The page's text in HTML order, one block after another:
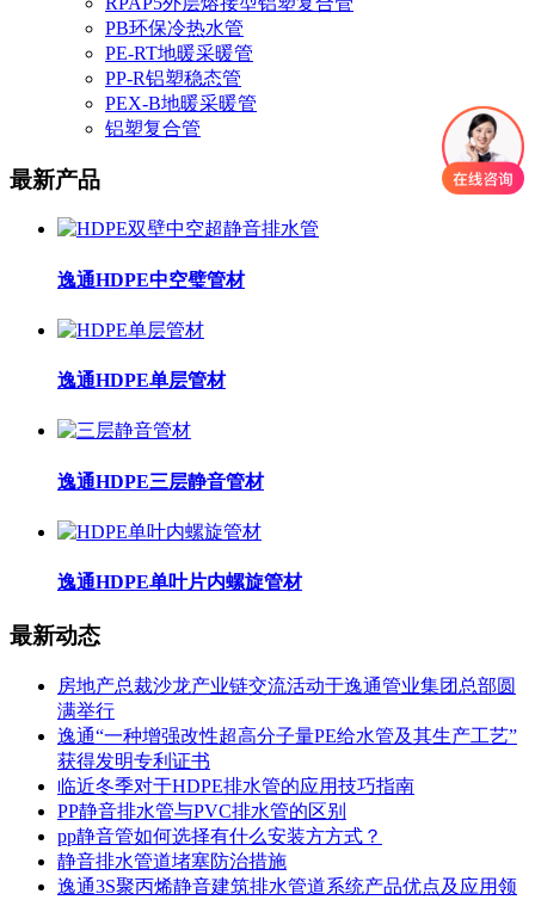
PB环保冷热水管
PE-RT地暖采暖管
PP-R铝塑稳态管
PEX-B地暖采暖管
铝塑复合管
最新产品
逸通HDPE中空璧管材
逸通HDPE单层管材
逸通HDPE三层静音管材
逸通HDPE单叶片内螺旋管材
最新动态
房地产总裁沙龙产业链交流活动于逸通管业集团总部圆
满举行
逸通“一种增强改性超高分子量PE给水管及其生产工艺”
获得发明专利证书
临近冬季对于HDPE排水管的应用技巧指南
PP静音排水管与PVC排水管的区别
pp静音管如何选择有什么安装方方式？
静音排水管道堵塞防治措施
逸通3S聚丙烯静音建筑排水管道系统产品优点及应用领